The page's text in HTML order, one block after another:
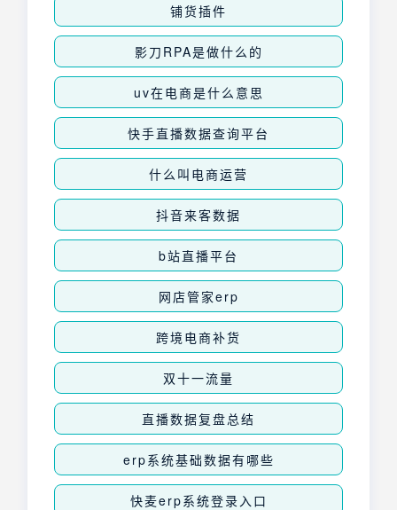
铺货插件
影刀RPA是做什么的
uv在电商是什么意思
快手直播数据查询平台
什么叫电商运营
抖音来客数据
b站直播平台
网店管家erp
跨境电商补货
双十一流量
直播数据复盘总结
erp系统基础数据有哪些
快麦erp系统登录入口